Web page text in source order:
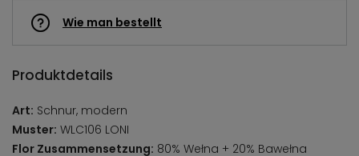
Wie man bestellt
Produktdetails
Art: Schnur, modern
Muster: WLC106 LONI
Flor Zusammensetzung: 80% Wełna + 20% Bawełna